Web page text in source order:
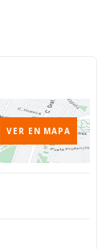
VER EN MAPA